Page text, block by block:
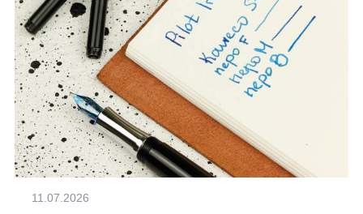
11.07.2026